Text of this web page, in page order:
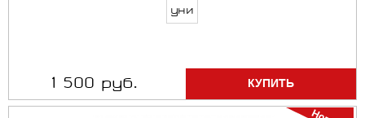
уни
1 500 руб.